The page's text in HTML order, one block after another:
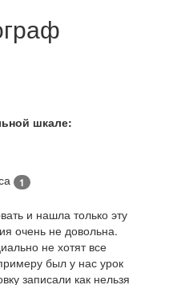
шкале:
1
и нашла только эту
очень не довольна.
не хотят все
был у нас урок
записали как нельзя